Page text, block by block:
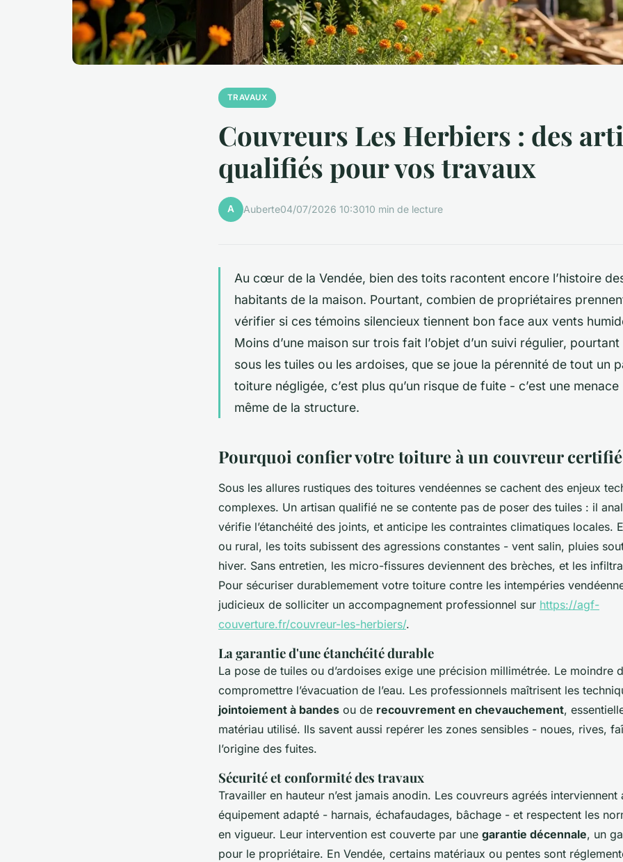
TRAVAUX
Couvreurs Les Herbiers : des
qualifiés pour vos travaux
A Auberte04/07/2026 10:3010 min de lecture
Au cœur de la Vendée, bien des toits racontent encore l’histoire
habitants de la maison. Pourtant, combien de propriétaires
vérifier si ces témoins silencieux tiennent bon face aux vents
Moins d’une maison sur trois fait l’objet d’un suivi régulier, pourtant
sous les tuiles ou les ardoises, que se joue la pérennité de tout un
toiture négligée, c’est plus qu’un risque de fuite - c’est une
même de la structure.
Pourquoi confier votre toiture à un couvreur
Sous les allures rustiques des toitures vendéennes se cachent des enjeux
complexes. Un artisan qualifié ne se contente pas de poser des tuiles : il
vérifie l’étanchéité des joints, et anticipe les contraintes climatiques locales.
ou rural, les toits subissent des agressions constantes - vent salin, pluies
hiver. Sans entretien, les micro-fissures deviennent des brèches, et les
Pour sécuriser durablemement votre toiture contre les intempéries
judicieux de solliciter un accompagnement professionnel sur https://agf-
couverture.fr/couvreur-les-herbiers/.
La garantie d'une étanchéité durable
La pose de tuiles ou d’ardoises exige une précision millimétrée. Le moindre
compromettre l’évacuation de l’eau. Les professionnels maîtrisent les
jointoiement à bandes ou de recouvrement en chevauchement,
matériau utilisé. Ils savent aussi repérer les zones sensibles - noues, rives,
l’origine des fuites.
Sécurité et conformité des travaux
Travailler en hauteur n’est jamais anodin. Les couvreurs agréés interviennent
équipement adapté - harnais, échafaudages, bâchage - et respectent les
en vigueur. Leur intervention est couverte par une garantie décennale, un
pour le propriétaire. En Vendée, certains matériaux ou pentes sont